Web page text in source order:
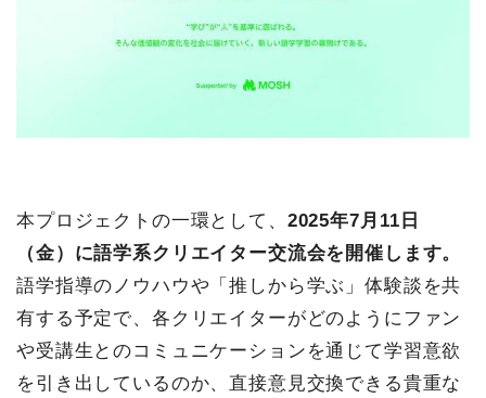
本プロジェクトの一環として、 2025年7月11日
（金）に語学系クリエイター交流会を開催します。
語学指導のノウハウや「推しから学ぶ」体験談を共
有する予定で、各クリエイターがどのようにファン
や受講生とのコミュニケーションを通じて学習意欲
を引き出しているのか、直接意見交換できる貴重な